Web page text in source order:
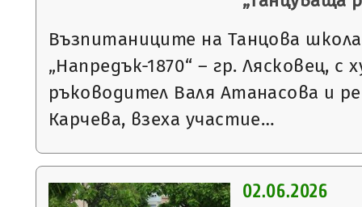
Възпитаниците на Танцова
„Напредък-1870“ – гр. Лясковец, с
ръководител Валя Атанасова и
Карчева, взеха участие…
02.06.2026